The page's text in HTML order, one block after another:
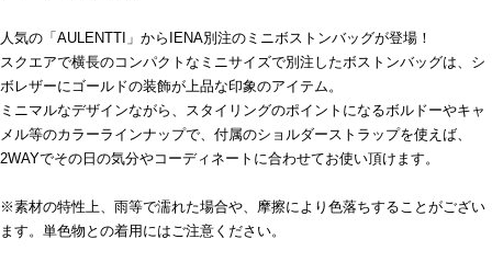
人気の「AULENTTI」からIENA別注のミニボストンバッグが登場！
スクエアで横長のコンパクトなミニサイズで別注したボストンバッグは、シ
ボレザーにゴールドの装飾が上品な印象のアイテム。
ミニマルなデザインながら、スタイリングのポイントになるボルドーやキャ
メル等のカラーラインナップで、付属のショルダーストラップを使えば、
2WAYでその日の気分やコーディネートに合わせてお使い頂けます。
※素材の特性上、雨等で濡れた場合や、摩擦により色落ちすることがござい
ます。単色物との着用にはご注意ください。